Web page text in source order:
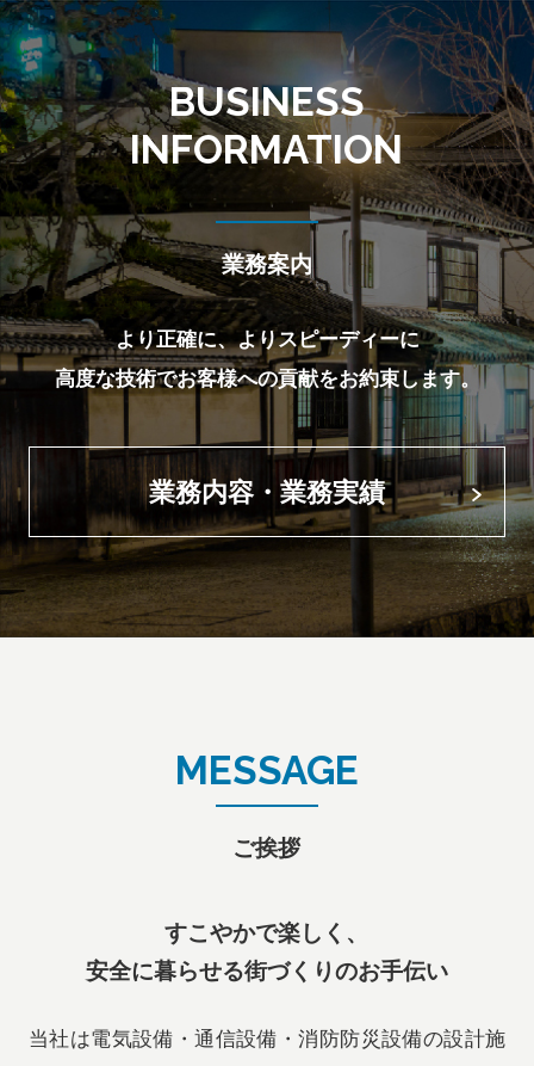
業務案内
より正確に、よりスピーディーに
高度な技術でお客様への貢献をお約束します。
業務内容・業務実績
ご挨拶
すこやかで楽しく、
安全に暮らせる街づくりのお手伝い
当社は電気設備・通信設備・消防防災設備の設計施